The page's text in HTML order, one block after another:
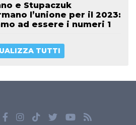
e Stupaczuk
l’unione per il 2023:
ad essere i numeri 1
TUTTI